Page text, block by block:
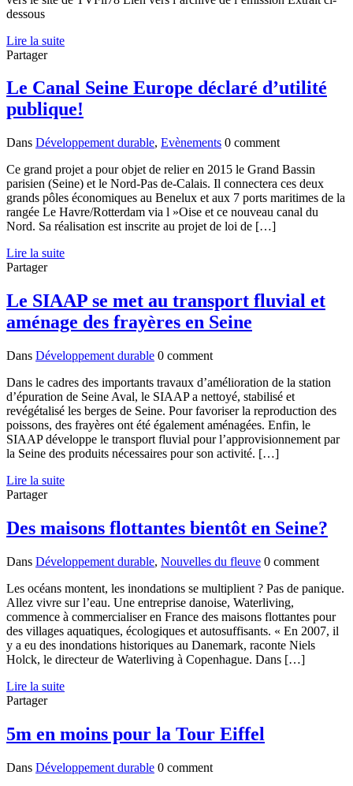
dessous
Lire la suite
Partager
Le Canal Seine Europe déclaré d’utilité
publique!
Dans Développement durable, Evènements 0 comment
Ce grand projet a pour objet de relier en 2015 le Grand Bassin
parisien (Seine) et le Nord-Pas de-Calais. Il connectera ces deux
grands pôles économiques au Benelux et aux 7 ports maritimes de la
rangée Le Havre/Rotterdam via l »Oise et ce nouveau canal du
Nord. Sa réalisation est inscrite au projet de loi de […]
Lire la suite
Partager
Le SIAAP se met au transport fluvial et
aménage des frayères en Seine
Dans Développement durable 0 comment
Dans le cadres des importants travaux d’amélioration de la station
d’épuration de Seine Aval, le SIAAP a nettoyé, stabilisé et
revégétalisé les berges de Seine. Pour favoriser la reproduction des
poissons, des frayères ont été également aménagées. Enfin, le
SIAAP développe le transport fluvial pour l’approvisionnement par
la Seine des produits nécessaires pour son activité. […]
Lire la suite
Partager
Des maisons flottantes bientôt en Seine?
Dans Développement durable, Nouvelles du fleuve 0 comment
Les océans montent, les inondations se multiplient ? Pas de panique.
Allez vivre sur l’eau. Une entreprise danoise, Waterliving,
commence à commercialiser en France des maisons flottantes pour
des villages aquatiques, écologiques et autosuffisants. « En 2007, il
y a eu des inondations historiques au Danemark, raconte Niels
Holck, le directeur de Waterliving à Copenhague. Dans […]
Lire la suite
Partager
5m en moins pour la Tour Eiffel
Dans Développement durable 0 comment